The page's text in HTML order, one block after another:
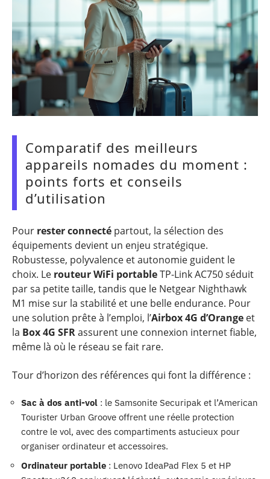
Comparatif des meilleurs
appareils nomades du moment :
points forts et conseils
d’utilisation
Pour rester connecté partout, la sélection des
équipements devient un enjeu stratégique.
Robustesse, polyvalence et autonomie guident le
choix. Le routeur WiFi portableTP-Link AC750 séduit
par sa petite taille, tandis que le Netgear Nighthawk
M1 mise sur la stabilité et une belle endurance. Pour
une solution prête à l’emploi, l’Airbox 4G d’Orange et
la Box 4G SFRassurent une connexion internet fiable,
même là où le réseau se fait rare.
Tour d’horizon des références qui font la différence :
Sac à dos anti-vol : le Samsonite Securipak et l’American
Tourister Urban Groove offrent une réelle protection
contre le vol, avec des compartiments astucieux pour
organiser ordinateur et accessoires.
Ordinateur portable : Lenovo IdeaPad Flex 5 et HP